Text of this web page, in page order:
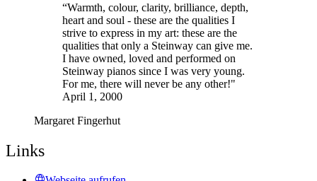
“Warmth, colour, clarity, brilliance, depth,
heart and soul - these are the qualities I
strive to express in my art: these are the
qualities that only a Steinway can give me.
I have owned, loved and performed on
Steinway pianos since I was very young.
For me, there will never be any other!"
April 1, 2000
Margaret Fingerhut
Links